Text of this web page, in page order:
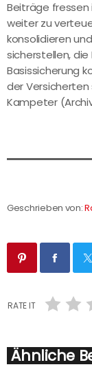
Beiträge
weiter zu
konsolidieren
sicherstellen,
Basissicherung
der Versicherten
Kampeter
Geschrieben von:
RATE IT
Ähnliche